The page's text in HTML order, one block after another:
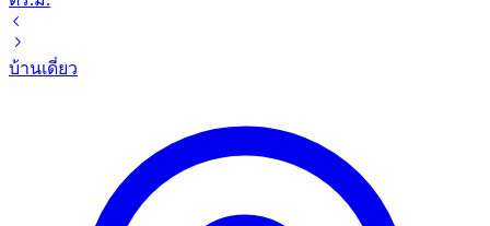
บ้านเดี่ยว